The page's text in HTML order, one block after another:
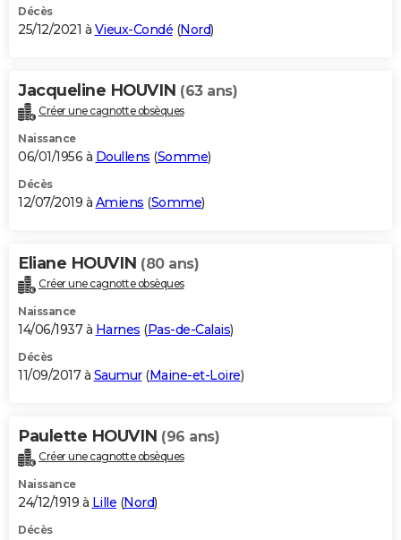
Décès
25/12/2021 à Vieux-Condé (Nord)
Jacqueline HOUVIN (63 ans)
Créer une cagnotte obsèques
Naissance
06/01/1956 à Doullens (Somme)
Décès
12/07/2019 à Amiens (Somme)
Eliane HOUVIN (80 ans)
Créer une cagnotte obsèques
Naissance
14/06/1937 à Harnes (Pas-de-Calais)
Décès
11/09/2017 à Saumur(Maine-et-Loire)
Paulette HOUVIN (96 ans)
Créer une cagnotte obsèques
Naissance
24/12/1919 à Lille (Nord)
Décès